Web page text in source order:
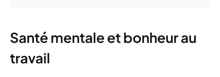
Santé mentale et bonheur au
travail